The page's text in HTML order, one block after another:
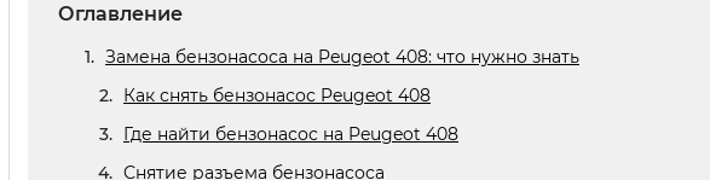
Оглавление
Замена бензонасоса на Peugeot 408: что нужно знать
Как снять бензонасос Peugeot 408
Где найти бензонасос на Peugeot 408
Снятие разъема бензонасоса